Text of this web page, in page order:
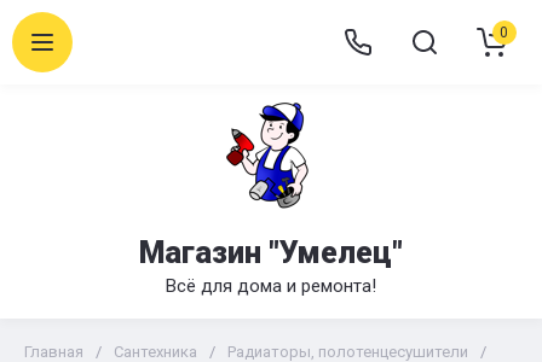
Магазин "Умелец"
Всё для дома и ремонта!
0
Главная / Сантехника / Радиаторы, полотенцесушители
/